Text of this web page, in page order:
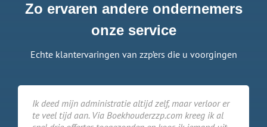
Zo ervaren andere ondernemers
onze service
Echte klantervaringen van zzp’ers die u voorgingen
Ik deed mijn administratie altijd zelf, maar verloor er
te veel tijd aan. Via Boekhouderzzp.com kreeg ik al